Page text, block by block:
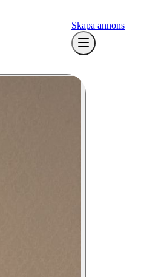
Skapa annons